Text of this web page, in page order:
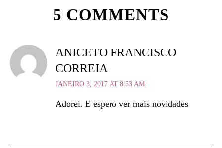
5 COMMENTS
ANICETO FRANCISCO
CORREIA
JANEIRO 3, 2017 AT 8:53 AM
Adorei. E espero ver mais novidades